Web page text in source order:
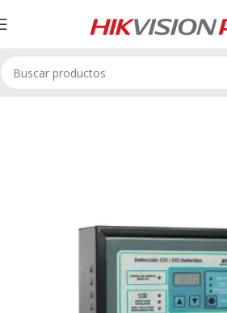
Inicio Alarmas contra Incendio